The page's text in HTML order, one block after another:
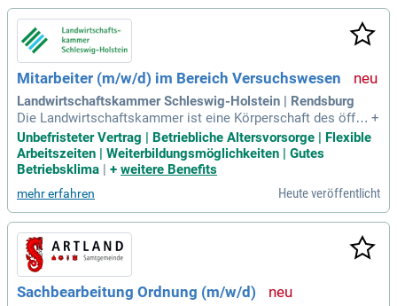
Mitarbeiter (m/w/d) im Bereich Versuchswesen
Landwirtschaftskammer Schleswig-Holstein | Rendsburg
Die Landwirtschaftskammer ist eine Körperschaft des öffen
tlichen Rechts, die sich als unabhängige Dienstleisterin für
die Land- und Forstwirtschaft, den Gartenbau, die Fischerei
und den ländlichen Raum in Schleswig-Holstein versteht.
+
Unbefristeter Vertrag | Betriebliche Altersvorsorge | Flexible
Arbeitszeiten | Weiterbildungsmöglichkeiten | Gutes
Betriebsklima | + weitere Benefits
mehr erfahren Heute veröffentlicht
Sachbearbeitung Ordnung (m/w/d)